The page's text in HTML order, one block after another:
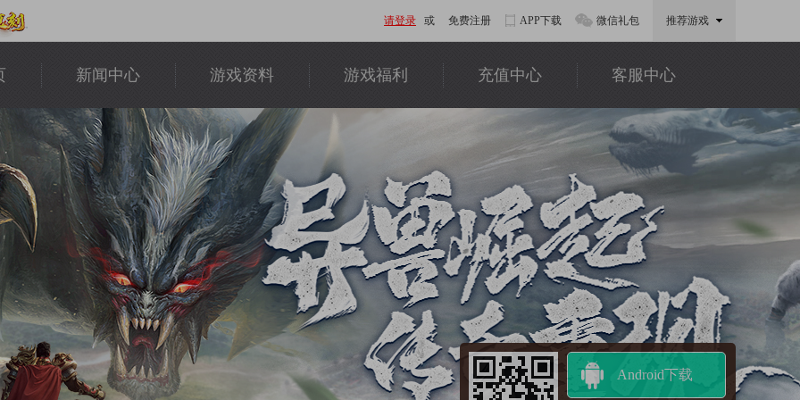
请登录 或 免费注册 推荐游戏
微信礼包
APP下载
新闻中心 游戏资料 游戏福利 充值中心 客服中心
Android下载